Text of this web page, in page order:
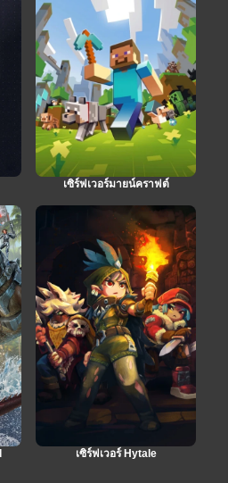
เซิร์ฟเวอร์มายน์คราฟต์
เซิร์ฟเวอร์ Hytale